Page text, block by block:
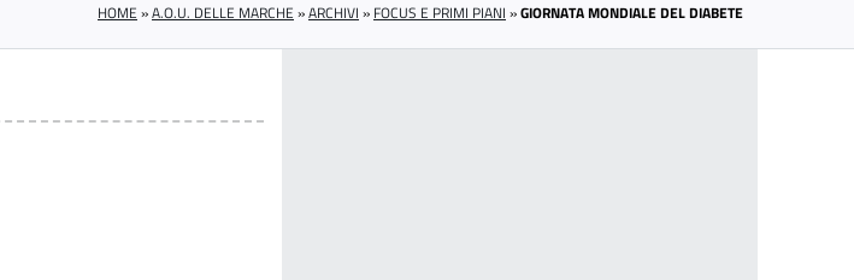
HOME »A.O.U. DELLE MARCHE »ARCHIVI » FOCUS E PRIMI PIANI »GIORNATA MONDIALE DEL DIABETE